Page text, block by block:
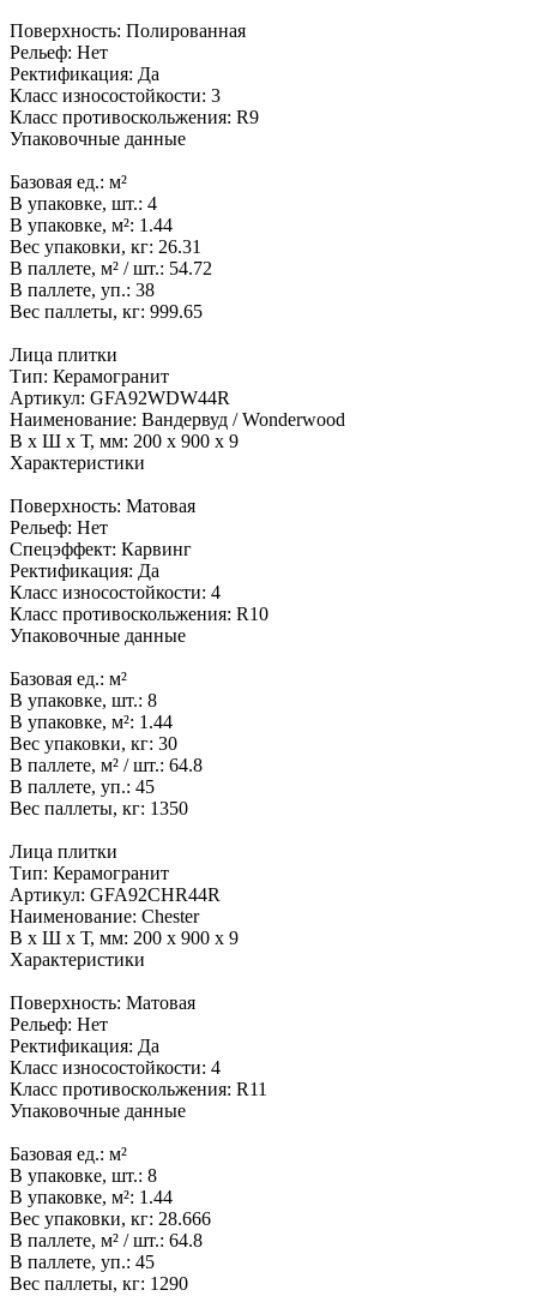
Поверхность: Полированная
Рельеф: Нет
Ректификация: Да
Класс износостойкости: 3
Класс противоскольжения: R9
Упаковочные данные
Базовая ед.: м²
В упаковке, шт.: 4
В упаковке, м²: 1.44
Вес упаковки, кг: 26.31
В паллете, м² / шт.: 54.72
В паллете, уп.: 38
Вес паллеты, кг: 999.65
Лица плитки
Тип: Керамогранит
Артикул: GFA92WDW44R
Наименование: Вандервуд / Wonderwood
В x Ш x Т, мм: 200 x 900 x 9
Характеристики
Поверхность: Матовая
Рельеф: Нет
Спецэффект: Карвинг
Ректификация: Да
Класс износостойкости: 4
Класс противоскольжения: R10
Упаковочные данные
Базовая ед.: м²
В упаковке, шт.: 8
В упаковке, м²: 1.44
Вес упаковки, кг: 30
В паллете, м² / шт.: 64.8
В паллете, уп.: 45
Вес паллеты, кг: 1350
Лица плитки
Тип: Керамогранит
Артикул: GFA92CHR44R
Наименование: Chester
В x Ш x Т, мм: 200 x 900 x 9
Характеристики
Поверхность: Матовая
Рельеф: Нет
Ректификация: Да
Класс износостойкости: 4
Класс противоскольжения: R11
Упаковочные данные
Базовая ед.: м²
В упаковке, шт.: 8
В упаковке, м²: 1.44
Вес упаковки, кг: 28.666
В паллете, м² / шт.: 64.8
В паллете, уп.: 45
Вес паллеты, кг: 1290